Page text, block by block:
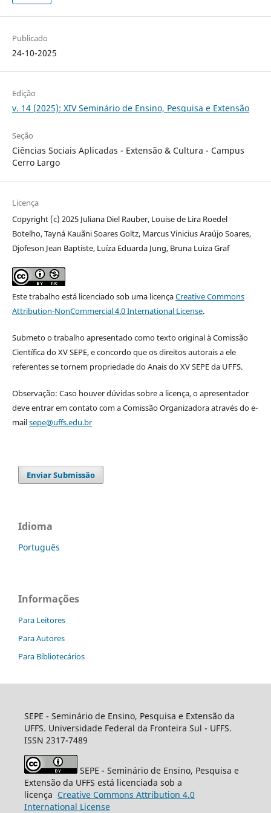
Publicado
24-10-2025
Edição
v. 14 (2025): XIV Seminário de Ensino, Pesquisa e Extensão
Seção
Ciências Sociais Aplicadas - Extensão & Cultura - Campus
Cerro Largo
Licença
Copyright (c) 2025 Juliana Diel Rauber, Louise de Lira Roedel
Botelho, Tayná Kauãni Soares Goltz, Marcus Vinicius Araújo Soares,
Djofeson Jean Baptiste, Luíza Eduarda Jung, Bruna Luiza Graf
Este trabalho está licenciado sob uma licençaCreative Commons
Attribution-NonCommercial 4.0 International License.
Submeto o trabalho apresentado como texto original à Comissão
Científica do XV SEPE, e concordo que os direitos autorais a ele
referentes se tornem propriedade do Anais do XV SEPE da UFFS.
Observação: Caso houver dúvidas sobre a licença, o apresentador
deve entrar em contato com a Comissão Organizadora através do e-
mailsepe@uffs.edu.br
Enviar Submissão
Idioma
Português
Informações
Para Leitores
Para Autores
Para Bibliotecários
SEPE - Seminário de Ensino, Pesquisa e Extensão da
UFFS. Universidade Federal da Fronteira Sul - UFFS.
ISSN 2317-7489
SEPE - Seminário de Ensino, Pesquisa e
Extensão da UFFS está licenciada sob a
licença Creative Commons Attribution 4.0
International License